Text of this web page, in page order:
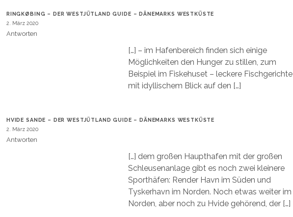
RINGKØBING – DER WESTJÜTLAND GUIDE – DÄNEMARKS WESTKÜSTE
2. März 2020
Antworten
[…] – im Hafenbereich finden sich einige
Möglichkeiten den Hunger zu stillen, zum
Beispiel im Fiskehuset – leckere Fischgerichte
mit idyllischem Blick auf den […]
HVIDE SANDE – DER WESTJÜTLAND GUIDE – DÄNEMARKS WESTKÜSTE
2. März 2020
Antworten
[…] dem großen Haupthafen mit der großen
Schleusenanlage gibt es noch zwei kleinere
Sporthäfen: Render Havn im Süden und
Tyskerhavn im Norden. Noch etwas weiter im
Norden, aber noch zu Hvide gehörend, der […]